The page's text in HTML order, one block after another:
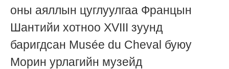
оны аяллын цуглуулгаа Францын
Шантийи хотноо XVIII зуунд
баригдсан Musée du Cheval буюу
Морин урлагийн музейд